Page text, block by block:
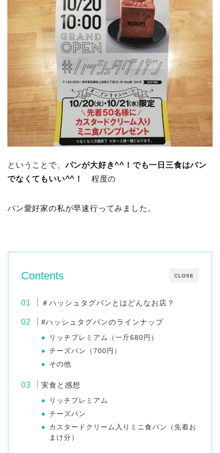
ということで、パンが大好き^^！でも一日三食はパン
でなくてもいい^^！
程度の
パン愛好家の私が早速行ってみました。
CLOSE
Contents
＃ハッシュタグパンとはどんなお店？
#ハッシュタグパンのラインナップ
リッチプレミアム（一斤680円）
チーズパン（700円）
その他
実食と感想
リッチプレミアム
チーズパン
カスタードクリーム入りミニ食パン（先着お
まけ分）